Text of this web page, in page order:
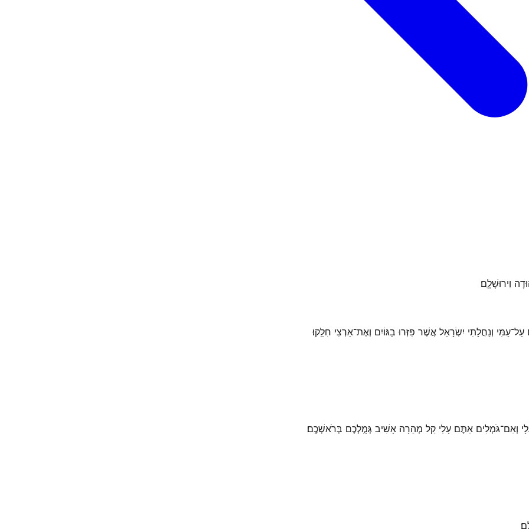
וִירוּשָׁלָֽ͏ִם׃
וְנַחֲלָתִי יִשְׂרָאֵל אֲשֶׁר פִּזְּרוּ בַגּוֹיִם וְאֶת־אַרְצִי חִלֵּֽקוּ׃
וְאִם־גֹּמְלִים אַתֶּם עָלַי קַל מְהֵרָה אָשִׁיב גְּמֻֽלְכֶם בְּרֹאשְׁכֶֽם׃